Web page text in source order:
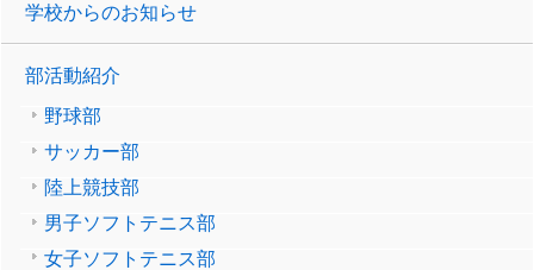
学校からのお知らせ
部活動紹介
野球部
サッカー部
陸上競技部
男子ソフトテニス部
女子ソフトテニス部